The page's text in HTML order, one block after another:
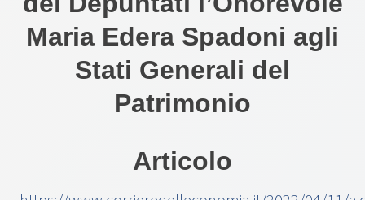
Maria Edera Spadoni agli
Stati Generali del
Patrimonio
Articolo